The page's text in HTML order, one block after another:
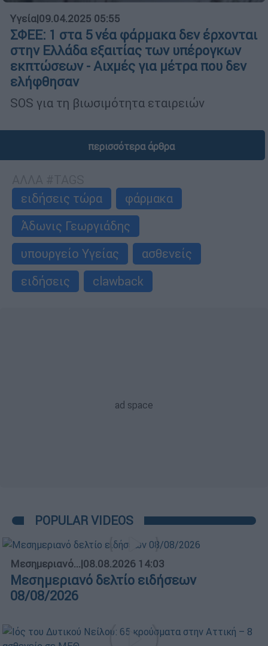
Υγεία|09.04.2025 05:55
ΣΦΕΕ: 1 στα 5 νέα φάρμακα δεν έρχονται
στην Ελλάδα εξαιτίας των υπέρογκων
εκπτώσεων - Αιχμές για μέτρα που δεν
ελήφθησαν
SOS για τη βιωσιμότητα εταιρειών
περισσότερα άρθρα
ειδήσεις τώρα
φάρμακα
Άδωνις Γεωργιάδης
υπουργείο Υγείας
ασθενείς
ειδήσεις
clawback
POPULAR VIDEOS
Μεσημεριανό...|08.08.2026 14:03
Μεσημεριανό δελτίο ειδήσεων
08/08/2026